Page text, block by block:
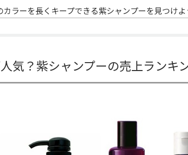
カラーを長くキープできる紫シャンプーを見つけよ
気？紫シャンプーの売上ランキ